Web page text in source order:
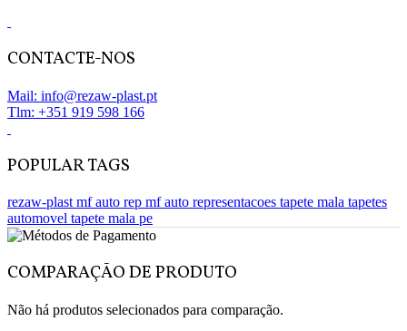
CONTACTE-NOS
Mail: info@rezaw-plast.pt
Tlm: +351 919 598 166
POPULAR TAGS
rezaw-plast mf auto rep mf auto representacoes tapete mala tapetes
automovel tapete mala pe
COMPARAÇÃO DE PRODUTO
Não há produtos selecionados para comparação.